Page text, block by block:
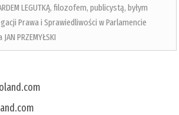
LEGUTKĄ, filozofem, publicystą, byłym
Prawa i Sprawiedliwości w Parlamencie
PRZEMYŁSKI